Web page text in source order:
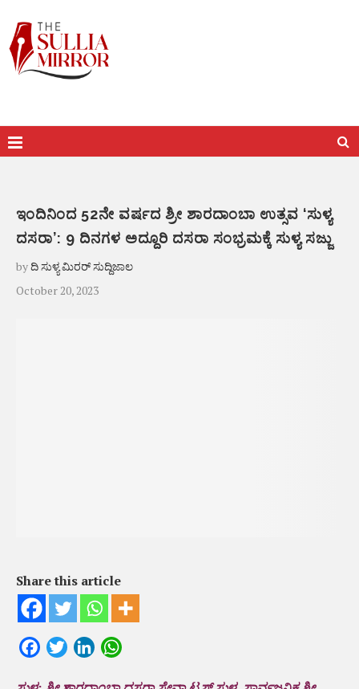
ಇಂದಿನಿಂದ 52ನೇ ವರ್ಷದ ಶ್ರೀ ಶಾರದಾಂಬಾ ಉತ್ಸವ ‘ಸುಳ್ಯ
ದಸರಾ’: 9 ದಿನಗಳ ಅದ್ದೂರಿ ದಸರಾ ಸಂಭ್ರಮಕ್ಕೆ ಸುಳ್ಯ ಸಜ್ಜು
byದಿ ಸುಳ್ಯ ಮಿರರ್ ಸುದ್ದಿಜಾಲ
October 20, 2023
Share this article
FacebookTwitterLinkedIn